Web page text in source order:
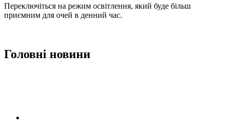
Переключіться на режим освітлення, який буде більш
приємним для очей в денний час.
Головні новини